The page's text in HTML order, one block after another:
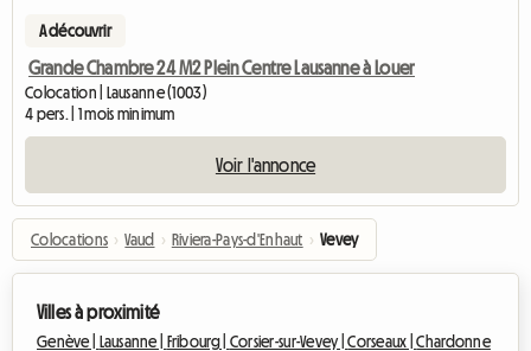
A découvrir
Grande Chambre 24 M2 Plein Centre Lausanne à Louer
Colocation | Lausanne (1003)
4 pers. | 1 mois minimum
Voir l'annonce
Colocations › Vaud › Riviera-Pays-d'Enhaut › Vevey
Villes à proximité
Genève | Lausanne | Fribourg | Corsier-sur-Vevey |Corseaux |Chardonne